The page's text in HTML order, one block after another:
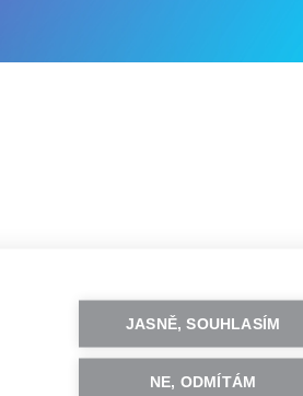
JASNĚ, SOUHLASÍM
NE, ODMÍTÁM